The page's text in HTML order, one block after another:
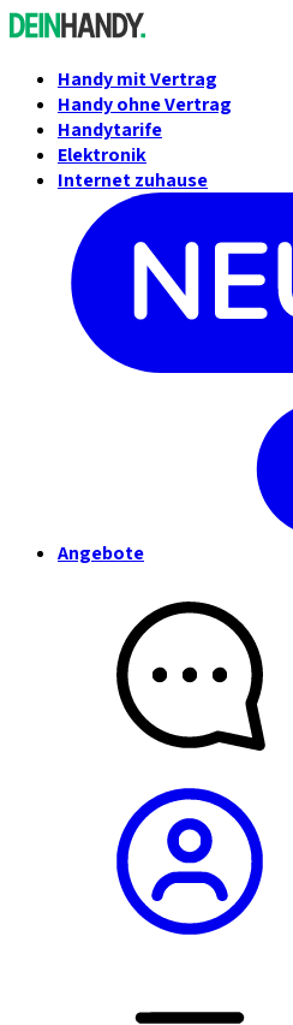
Handy mit Vertrag
Handy ohne Vertrag
Handytarife
Elektronik
Internet zuhause
Angebote